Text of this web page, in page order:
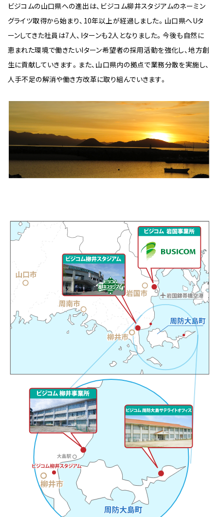
ビジコムの山口県への進出は、ビジコム柳井スタジアムのネーミン
グライツ取得から始まり、10年以上が経過しました。山口県へUタ
ーンしてきた社員は7人、Iターンも2人となりました。今後も自然に
恵まれた環境で働きたいIターン希望者の採用活動を強化し、地方創
生に貢献していきます。また、山口県内の拠点で業務分散を実施し、
人手不足の解消や働き方改革に取り組んでいきます。